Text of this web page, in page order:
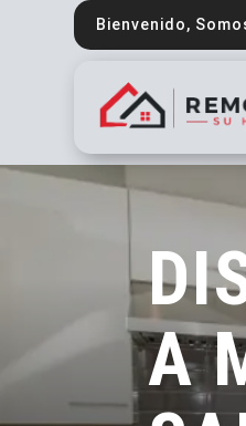
Bienvenido,
A